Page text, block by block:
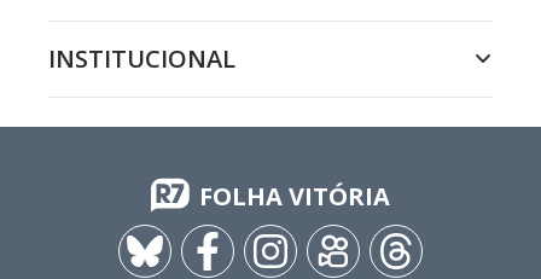
INSTITUCIONAL
FOLHA VITÓRIA